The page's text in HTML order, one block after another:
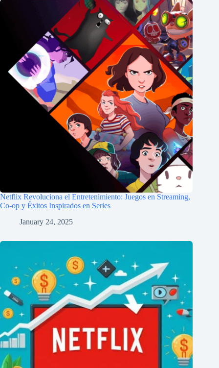
Netflix Revoluciona el Entretenimiento: Juegos en Streaming,
Co-op y Éxitos Inspirados en Series
January 24, 2025